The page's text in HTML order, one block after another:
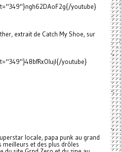
youtube}
extrait de Catch My Shoe, sur
youtube}
locale, papa punk au grand
meilleurs et des plus drôles